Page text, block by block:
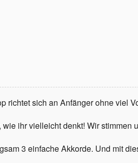
richtet sich an Anfänger ohne viel
wie ihr vielleicht denkt! Wir stimmen
3 einfache Akkorde. Und mit